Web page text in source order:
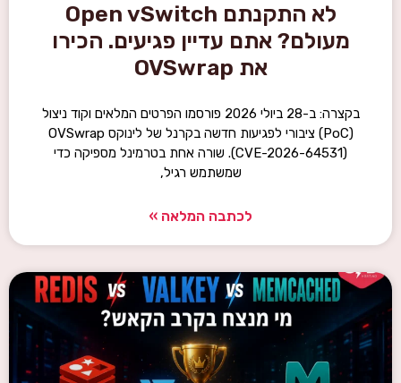
לא התקנתם Open vSwitch
מעולם? אתם עדיין פגיעים. הכירו
את OVSwrap
בקצרה: ב-28 ביולי 2026 פורסמו הפרטים המלאים וקוד ניצול
(PoC) ציבורי לפגיעות חדשה בקרנל של לינוקס OVSwrap
(CVE-2026-64531). שורה אחת בטרמינל מספיקה כדי
שמשתמש רגיל,
לכתבה המלאה »